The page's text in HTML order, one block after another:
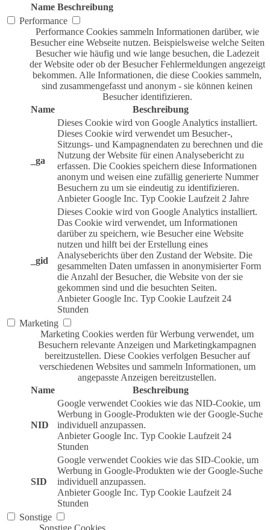
Name Beschreibung
Performance
Performance Cookies sammeln Informationen darüber, wie
Besucher eine Webseite nutzen. Beispielsweise welche Seiten
Besucher wie häufig und wie lange besuchen, die Ladezeit
der Website oder ob der Besucher Fehlermeldungen angezeigt
bekommen. Alle Informationen, die diese Cookies sammeln,
sind zusammengefasst und anonym - sie können keinen
Besucher identifizieren.
Name
Beschreibung
_ga
Dieses Cookie wird von Google Analytics installiert.
Dieses Cookie wird verwendet um Besucher-,
Sitzungs- und Kampagnendaten zu berechnen und die
Nutzung der Website für einen Analysebericht zu
erfassen. Die Cookies speichern diese Informationen
anonym und weisen eine zufällig generierte Nummer
Besuchern zu um sie eindeutig zu identifizieren.
Anbieter Google Inc. Typ Cookie Laufzeit 2 Jahre
_gid
Dieses Cookie wird von Google Analytics installiert.
Das Cookie wird verwendet, um Informationen
darüber zu speichern, wie Besucher eine Website
nutzen und hilft bei der Erstellung eines
Analyseberichts über den Zustand der Website. Die
gesammelten Daten umfassen in anonymisierter Form
die Anzahl der Besucher, die Website von der sie
gekommen sind und die besuchten Seiten.
Anbieter Google Inc. Typ Cookie Laufzeit 24
Stunden
Marketing
Marketing Cookies werden für Werbung verwendet, um
Besuchern relevante Anzeigen und Marketingkampagnen
bereitzustellen. Diese Cookies verfolgen Besucher auf
verschiedenen Websites und sammeln Informationen, um
angepasste Anzeigen bereitzustellen.
Name
Beschreibung
NID
Google verwendet Cookies wie das NID-Cookie, um
Werbung in Google-Produkten wie der Google-Suche
individuell anzupassen.
Anbieter Google Inc. Typ Cookie Laufzeit 24
Stunden
SID
Google verwendet Cookies wie das SID-Cookie, um
Werbung in Google-Produkten wie der Google-Suche
individuell anzupassen.
Anbieter Google Inc. Typ Cookie Laufzeit 24
Stunden
Sonstige
Sonstige Cookies